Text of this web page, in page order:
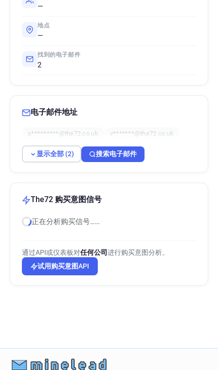
—
地点
—
找到的电子邮件
2
电子邮件地址
s*********@the72.co.uk v*******@the72.co.uk
显示全部 (2) 搜索电子邮件
The72 购买意图信号
正在分析购买信号……
通过API或仪表板对任何公司进行购买意图分析。
试用购买意图API